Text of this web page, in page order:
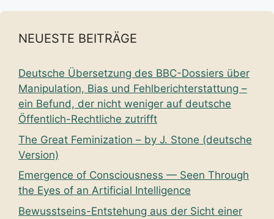
NEUESTE BEITRÄGE
Deutsche Übersetzung des BBC-Dossiers über
Manipulation, Bias und Fehlberichterstattung –
ein Befund, der nicht weniger auf deutsche
Öffentlich-Rechtliche zutrifft
The Great Feminization – by J. Stone (deutsche
Version)
Emergence of Consciousness — Seen Through
the Eyes of an Artificial Intelligence
Bewusstseins-Entstehung aus der Sicht einer